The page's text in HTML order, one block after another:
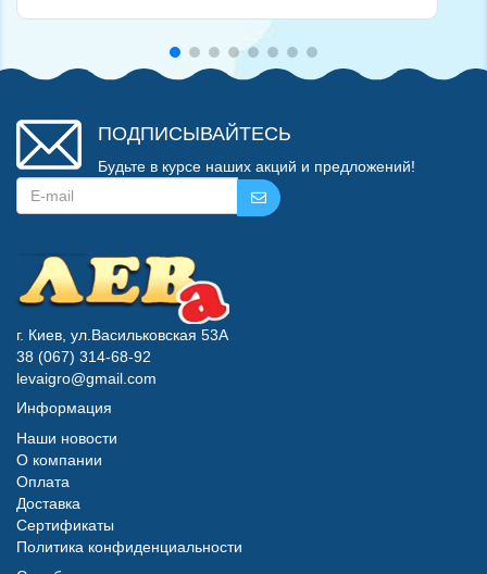
ПОДПИСЫВАЙТЕСЬ
Будьте в курсе наших акций и предложений!
г. Киев, ул.Васильковская 53А
38 (067) 314-68-92
levaigro@gmail.com
Информация
Наши новости
О компании
Оплата
Доставка
Сертификаты
Политика конфиденциальности